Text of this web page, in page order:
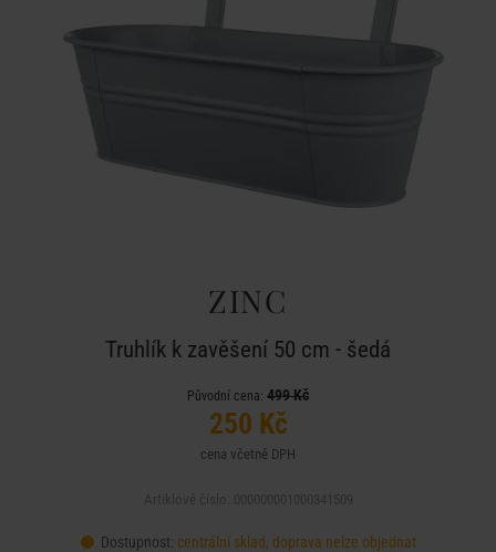
ZINC
Truhlík k zavěšení 50 cm - šedá
Původní cena: 499 Kč
250 Kč
cena včetně DPH
Dostupnost: centrální sklad, doprava nelze objednat